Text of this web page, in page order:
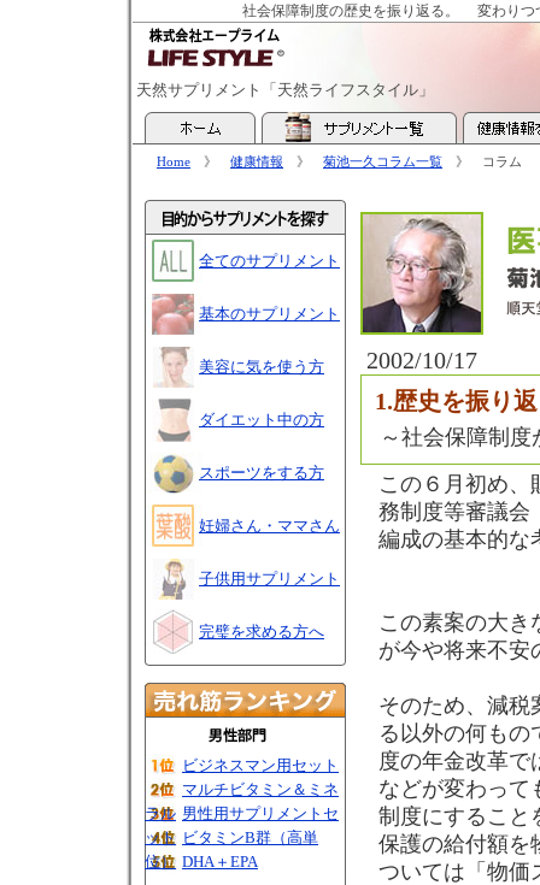
社会保障制度の歴史を振り返る。 変わりつ
天然サプリメント「天然ライフスタイル」
Home 》 健康情報 》 菊池一久コラム一覧 》 コラム
2002/10/17
1.歴史を振り
～社会保障制
この６月初め、
務制度等審議会
編成の基本的な
この素案の大き
が今や将来不安
そのため、減税
る以外の何もの
度の年金改革で
などが変わって
制度にすること
保護の給付額を
ついては「物価
全てのサプリメント
基本のサプリメント
美容に気を使う方
ダイエット中の方
スポーツをする方
妊婦さん・ママさん
子供用サプリメント
完璧を求める方へ
ビジネスマン用セット
マルチビタミン＆ミネ
ラル 男性用サプリメントセ
ット ビタミンB群（高単
位） DHA＋EPA